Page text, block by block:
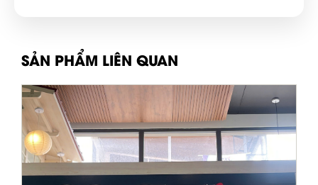
SẢN PHẨM LIÊN QUAN